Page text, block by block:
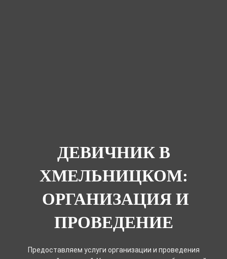
ДЕВИЧНИК В
ХМЕЛЬНИЦКОМ:
ОРГАНИЗАЦИЯ И
ПРОВЕДЕНИЕ
Предоставляем услуги организации и проведения